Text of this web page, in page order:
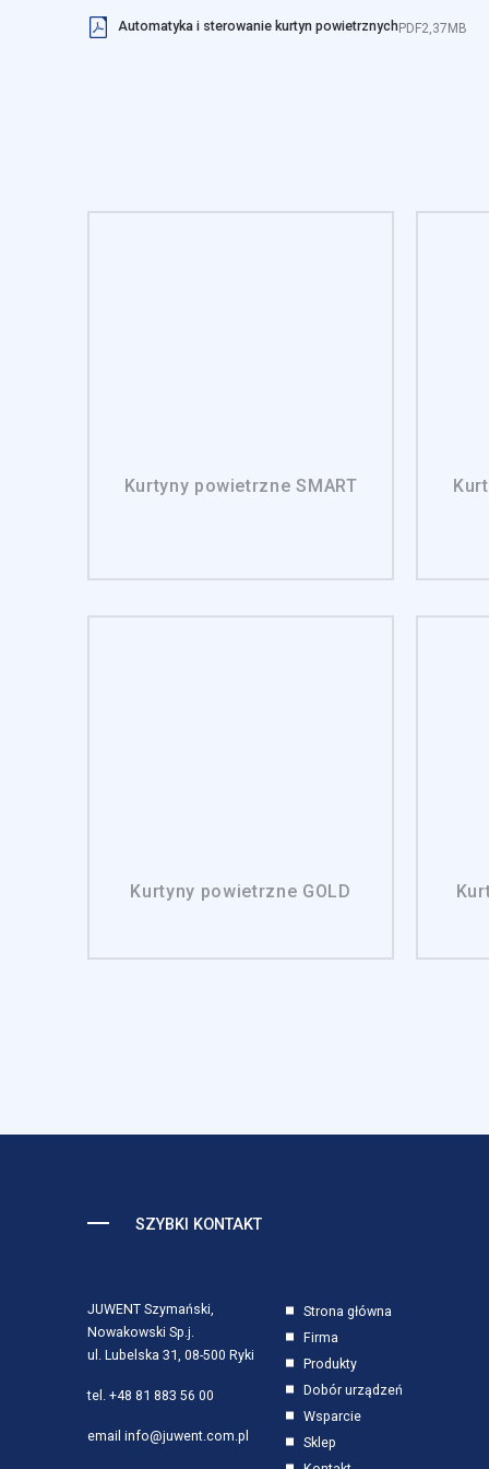
Automatyka i sterowanie kurtyn powietrznychPDF2,37MB
Kurtyny powietrzne SMART
Kurtyny powietrzne GOLD
SZYBKI KONTAKT
JUWENT Szymański,
Nowakowski Sp.j.
ul. Lubelska 31, 08-500 Ryki
tel. +48 81 883 56 00
email info@juwent.com.pl
Strona główna
Firma
Produkty
Dobór urządzeń
Wsparcie
Sklep